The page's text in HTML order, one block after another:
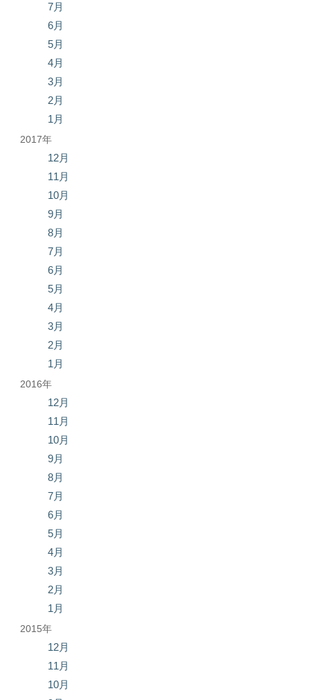
7月
6月
5月
4月
3月
2月
1月
2017年
12月
11月
10月
9月
8月
7月
6月
5月
4月
3月
2月
1月
2016年
12月
11月
10月
9月
8月
7月
6月
5月
4月
3月
2月
1月
2015年
12月
11月
10月